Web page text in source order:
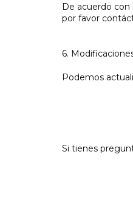
De acuerdo con
por favor
6.
Podemos
Si tienes